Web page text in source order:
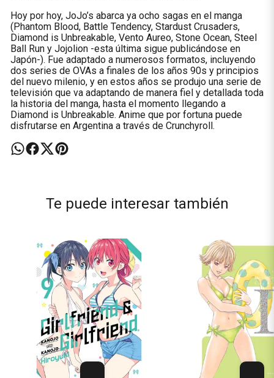
Hoy por hoy, JoJo’s abarca ya ocho sagas en el manga
(Phantom Blood, Battle Tendency, Stardust Crusaders,
Diamond is Unbreakable, Vento Aureo, Stone Ocean, Steel
Ball Run y Jojolion -esta última sigue publicándose en
Japón-). Fue adaptado a numerosos formatos, incluyendo
dos series de OVAs a finales de los años 90s y principios
del nuevo milenio, y en estos años se produjo una serie de
televisión que va adaptando de manera fiel y detallada toda
la historia del manga, hasta el momento llegando a
Diamond is Unbreakable. Anime que por fortuna puede
disfrutarse en Argentina a través de Crunchyroll.
Te puede interesar también